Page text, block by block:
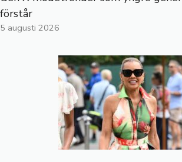
förstår
5 augusti 2026